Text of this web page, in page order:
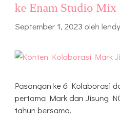
ke Enam Studio Mix
September 1, 2023 oleh
Pasangan ke 6 Kolaborasi
pertama Mark dan Jisung
tahun bersama,